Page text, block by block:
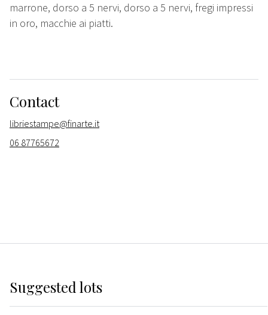
marrone, dorso a 5 nervi, dorso a 5 nervi, fregi impressi
in oro, macchie ai piatti.
Contact
libriestampe@finarte.it
06 87765672
Suggested lots